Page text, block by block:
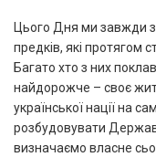
Цього Дня ми завжди
предків, які протягом
Багато хто з них
найдорожче – своє
української нації на
розбудовувати
визначаємо власне